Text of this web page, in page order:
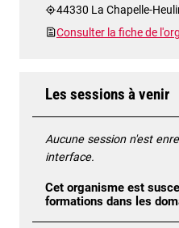
44330 La Chapelle-
Consulter la fiche de
Les sessions à venir
Aucune session n'est
interface.
Cet organisme est
formations dans les